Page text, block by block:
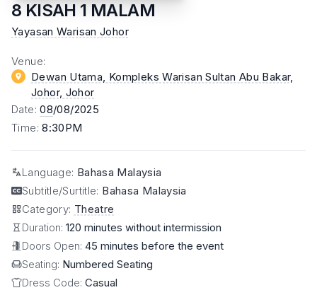
8 KISAH 1 MALAM
Yayasan Warisan Johor
Venue:
Dewan Utama, Kompleks Warisan Sultan Abu Bakar,
Johor, Johor
Date:08/08/2025
Time:8:30PM
Language: Bahasa Malaysia
Subtitle/Surtitle: Bahasa Malaysia
Category: Theatre
Duration: 120 minutes without intermission
Doors Open: 45 minutes before the event
Seating: Numbered Seating
Dress Code: Casual